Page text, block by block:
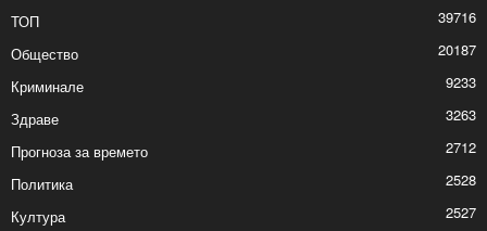
ТОП
39716
Общество
20187
Криминале
9233
Здраве
3263
Прогноза за времето
2712
Политика
2528
Култура
2527